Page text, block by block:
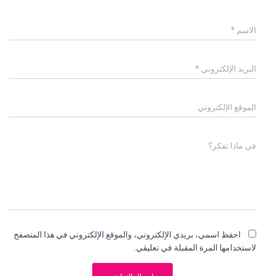
الاسم *
البريد الإلكتروني *
الموقع الإلكتروني
في ماذا تفكر؟
احفظ اسمي، بريدي الإلكتروني، والموقع الإلكتروني في هذا المتصفح
لاستخدامها المرة المقبلة في تعليقي.